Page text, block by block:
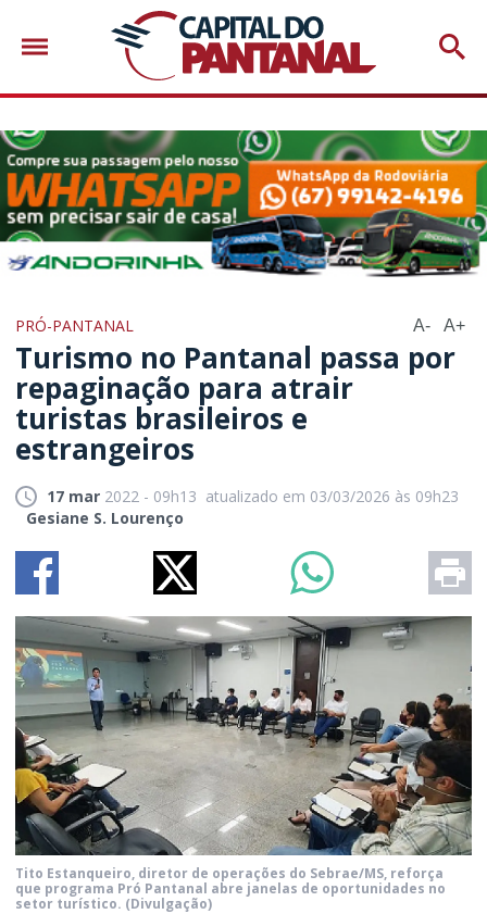
PRÓ-PANTANAL A- A+
Turismo no Pantanal passa por
repaginação para atrair
turistas brasileiros e
estrangeiros
17 mar 2022 - 09h13 atualizado em 03/03/2026 às 09h23
Gesiane S. Lourenço
Tito Estanqueiro, diretor de operações do Sebrae/MS, reforça
que programa Pró Pantanal abre janelas de oportunidades no
setor turístico. (Divulgação)